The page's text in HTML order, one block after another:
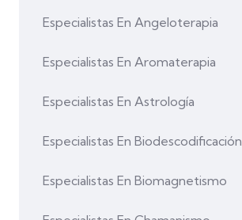
Especialistas En Angeloterapia
Especialistas En Aromaterapia
Especialistas En Astrología
Especialistas En Biodescodificación
Especialistas En Biomagnetismo